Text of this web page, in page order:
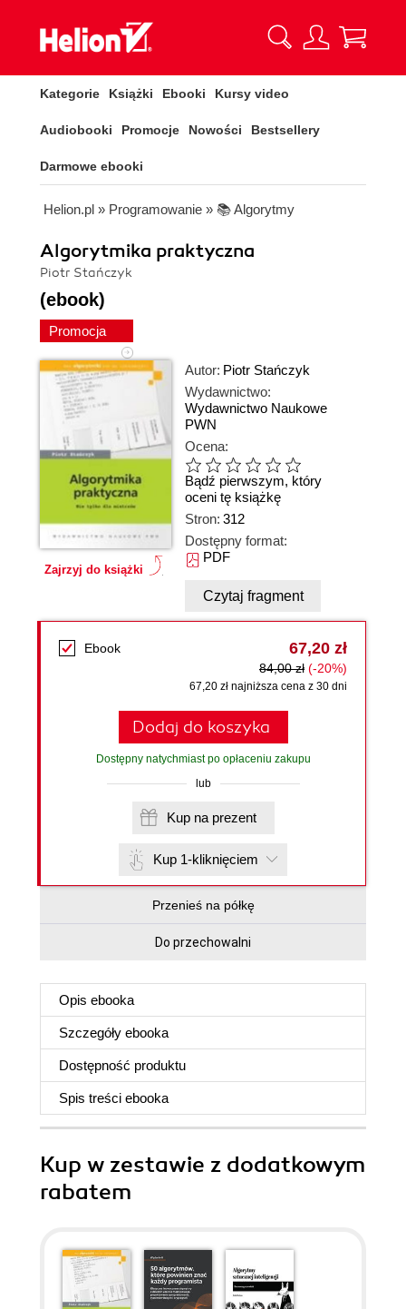
Kategorie Książki Ebooki Kursy video
Audiobooki Promocje Nowości Bestsellery
Darmowe ebooki
Helion.pl » Programowanie » 📚 Algorytmy
Algorytmika praktyczna
Piotr Stańczyk
(ebook)
Promocja
Zajrzyj do książki
Autor: Piotr Stańczyk
Wydawnictwo:
Wydawnictwo Naukowe
PWN
Ocena:
Bądź pierwszym, który
oceni tę książkę
Stron: 312
Dostępny format:
PDF
Czytaj fragment
Ebook 67,20 zł
84,00 zł (-20%)
67,20 zł najniższa cena z 30 dni
Dodaj do koszyka
Dostępny natychmiast po opłaceniu zakupu
lub
Kup na prezent
Kup 1-kliknięciem
Przenieś na półkę
Do przechowalni
Opis ebooka
Szczegóły ebooka
Dostępność produktu
Spis treści ebooka
Kup w zestawie z dodatkowym
rabatem